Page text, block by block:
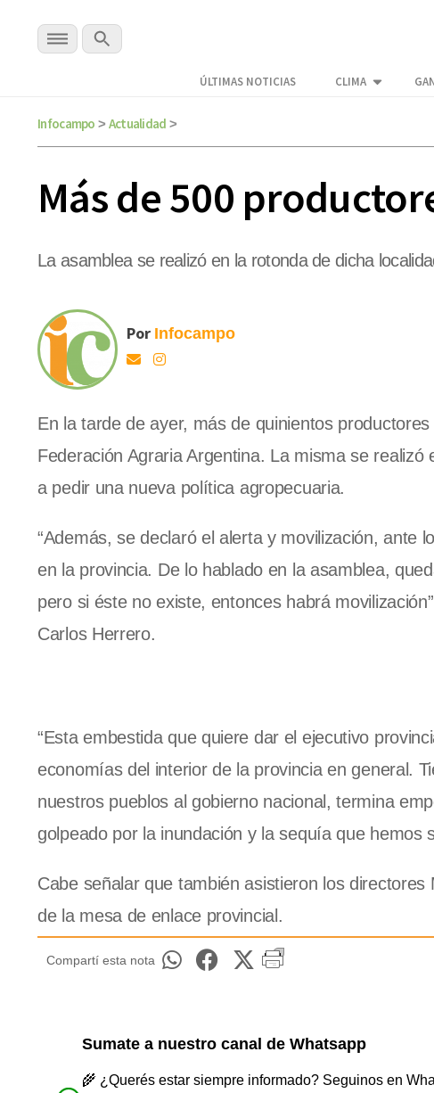
ÚLTIMAS NOTICIAS CLIMA
Infocampo > Actualidad >
Más de 500
La asamblea se realizó en la rotonda de dicha
Por Infocampo
En la tarde de ayer, más de quinientos
Federación Agraria Argentina. La misma se
a pedir una nueva política agropecuaria.
“Además, se declaró el alerta y movilización, ante
en la provincia. De lo hablado en la asamblea,
pero si éste no existe, entonces habrá
Carlos Herrero.
“Esta embestida que quiere dar el ejecutivo
economías del interior de la provincia en general.
nuestros pueblos al gobierno nacional, termina
golpeado por la inundación y la sequía que hemos
Cabe señalar que también asistieron los
de la mesa de enlace provincial.
Compartí esta nota
Sumate a nuestro canal de Whatsapp
🌾 ¿Querés estar siempre informado? Seguinos en